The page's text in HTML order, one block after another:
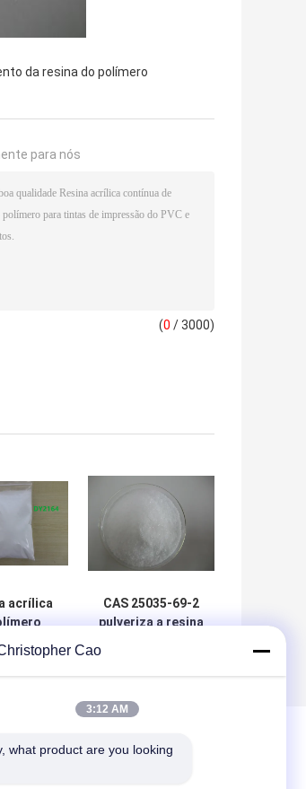
da resina do polímero
para nós
(0 / 3000)
acrílica
no
do
do
CAS 25035-69-2
pulveriza a resina
polímero aplicada
no recipiente e na
Marine Coatings
Cao
3:12 AM
what product are you looking